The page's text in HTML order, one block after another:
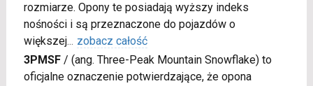
rozmiarze. Opony te posiadają wyższy indeks
nośności i są przeznaczone do pojazdów o
większej... zobacz całość
3PMSF/ (ang. Three-Peak Mountain Snowflake) to
oficjalne oznaczenie potwierdzające, że opona